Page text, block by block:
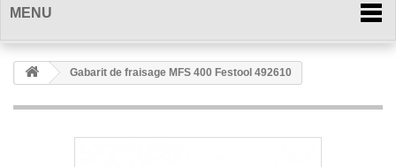
MENU
Gabarit de fraisage MFS 400 Festool 492610